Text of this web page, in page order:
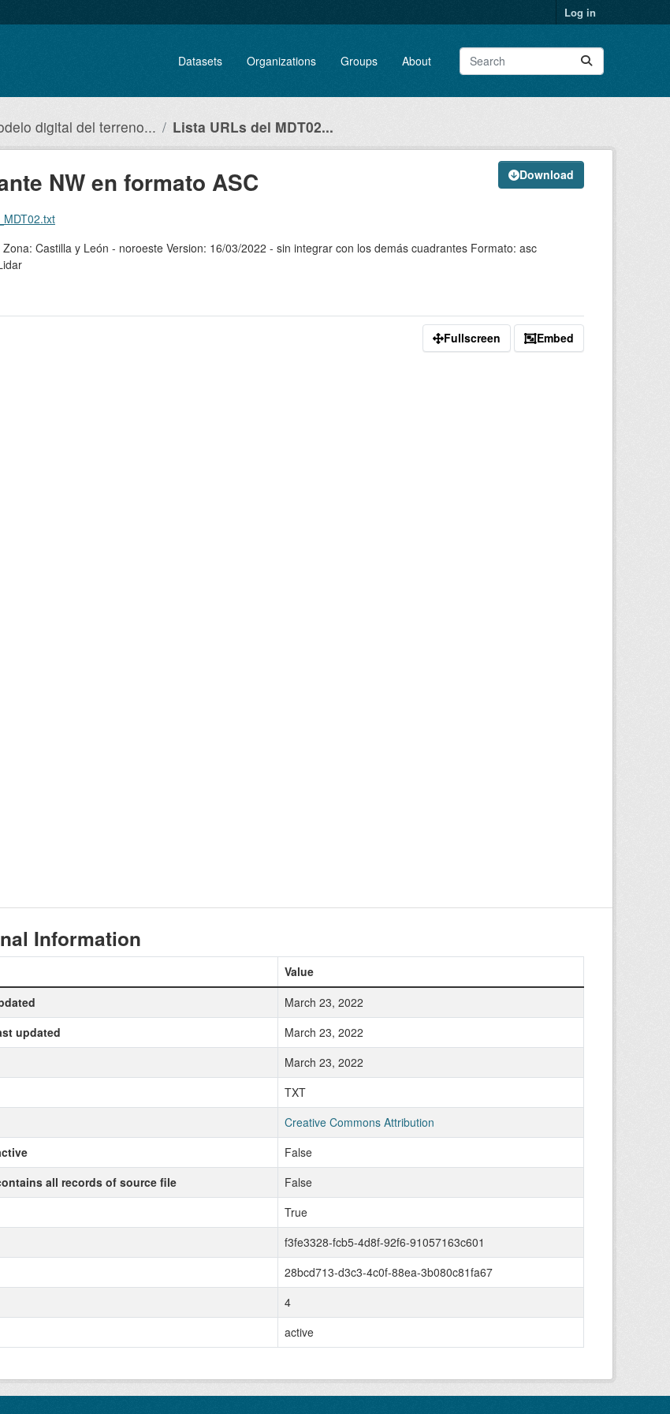
Log in
Datasets Organizations Groups About
digital del terreno... Lista URLs del MDT02...
Download
NW en formato ASC
Castilla y León - noroeste Version: 16/03/2022 - sin integrar con los demás cuadrantes Formato: asc
Fullscreen Embed
Information
Value
March 23, 2022
updated
March 23, 2022
March 23, 2022
TXT
Creative Commons Attribution
False
all records of source file
False
True
f3fe3328-fcb5-4d8f-92f6-91057163c601
28bcd713-d3c3-4c0f-88ea-3b080c81fa67
4
active